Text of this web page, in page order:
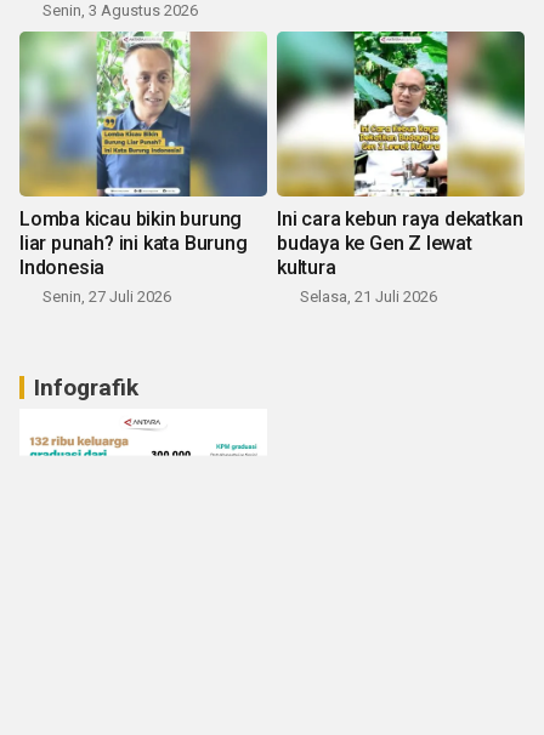
Senin, 3 Agustus 2026
Lomba kicau bikin burung
liar punah? ini kata Burung
Indonesia
Senin, 27 Juli 2026
Ini cara kebun raya dekatkan
budaya ke Gen Z lewat
kultura
Selasa, 21 Juli 2026
Infografik